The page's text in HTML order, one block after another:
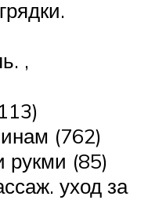
,
(762)
рукми (85)
уход за